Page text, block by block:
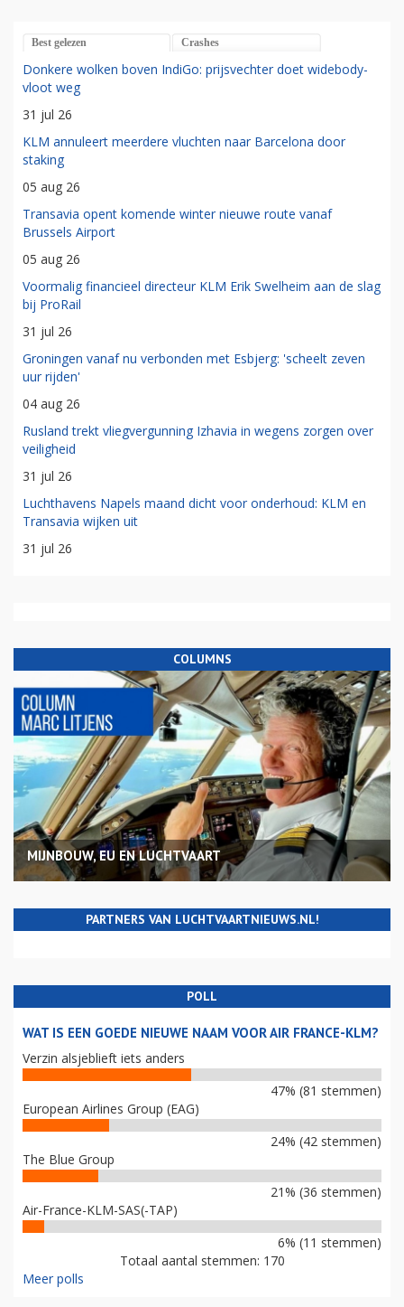
Best gelezen Crashes
Donkere wolken boven IndiGo: prijsvechter doet widebody-
vloot weg
31 jul 26
KLM annuleert meerdere vluchten naar Barcelona door
staking
05 aug 26
Transavia opent komende winter nieuwe route vanaf
Brussels Airport
05 aug 26
Voormalig financieel directeur KLM Erik Swelheim aan de slag
bij ProRail
31 jul 26
Groningen vanaf nu verbonden met Esbjerg: 'scheelt zeven
uur rijden'
04 aug 26
Rusland trekt vliegvergunning Izhavia in wegens zorgen over
veiligheid
31 jul 26
Luchthavens Napels maand dicht voor onderhoud: KLM en
Transavia wijken uit
31 jul 26
COLUMNS
MIJNBOUW, EU EN LUCHTVAART
PARTNERS VAN LUCHTVAARTNIEUWS.NL!
POLL
WAT IS EEN GOEDE NIEUWE NAAM VOOR AIR FRANCE-KLM?
Verzin alsjeblieft iets anders
47% (81 stemmen)
European Airlines Group (EAG)
24% (42 stemmen)
The Blue Group
21% (36 stemmen)
Air-France-KLM-SAS(-TAP)
6% (11 stemmen)
Totaal aantal stemmen: 170
Meer polls